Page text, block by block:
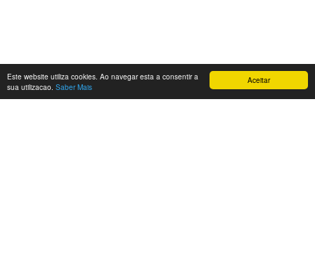
Aceitar
Este website utiliza cookies. Ao navegar esta a consentir a
sua utilizacao. Saber Mais